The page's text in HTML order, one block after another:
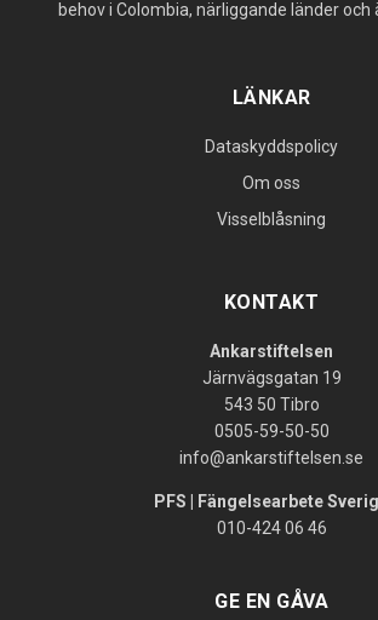
behov i Colombia, närliggande länder och
LÄNKAR
Dataskyddspolicy
Om oss
Visselblåsning
KONTAKT
Ankarstiftelsen
Järnvägsgatan 19
543 50 Tibro
0505-59-50-50
info@ankarstiftelsen.se
PFS | Fängelsearbete
010-424 06 46
GE EN GÅVA